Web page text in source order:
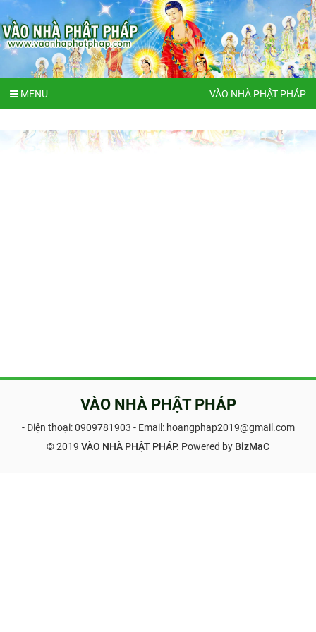
MENU VÀO NHÀ PHẬT PHÁP
VÀO NHÀ PHẬT PHÁP
- Điện thoại:0909781903 - Email: hoangphap2019@gmail.com
© 2019 VÀO NHÀ PHẬT PHÁP. Powered by BizMaC